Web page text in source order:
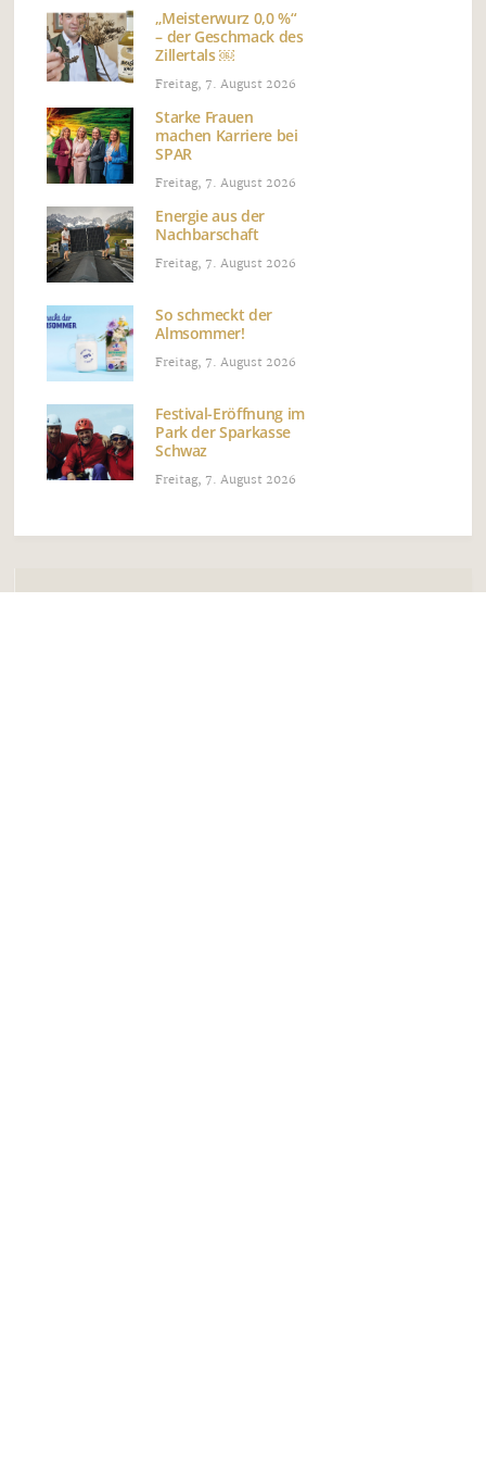
„Meisterwurz 0,0 %“
– der Geschmack des
Zillertals ￼
Freitag, 7. August 2026
Starke Frauen
machen Karriere bei
SPAR
Freitag, 7. August 2026
Energie aus der
Nachbarschaft
Freitag, 7. August 2026
So schmeckt der
Almsommer!
Freitag, 7. August 2026
Festival-Eröffnung im
Park der Sparkasse
Schwaz
Freitag, 7. August 2026